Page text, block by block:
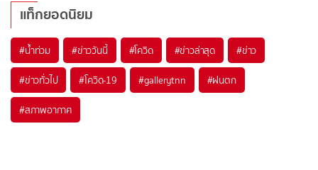
แท็กยอดนิยม
#น้ำท่วม #ข่าววันนี้ #โควิด #ข่าวล่าสุด #ข่าว
#ข่าวทั่วไป #โควิด-19 #gallerytnn #ฝนตก
#สภาพอากาศ